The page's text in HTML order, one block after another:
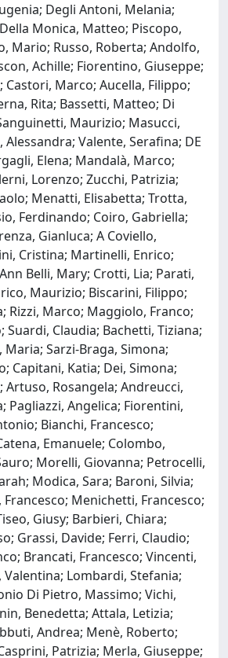
Degli Antoni, Melania;
Monica, Matteo; Piscopo,
Mario; Russo, Roberta; Andolfo,
Achille; Fiorentino, Giuseppe;
Castori, Marco; Aucella, Filippo;
Rita; Bassetti, Matteo; Di
Maurizio; Masucci,
Alessandra; Valente, Serafina; DE
Elena; Mandalà, Marco;
Lorenzo; Zucchi, Patrizia;
Menatti, Elisabetta; Trotta,
Ferdinando; Coiro, Gabriella;
Gianluca; A Coviello,
Cristina; Martinelli, Enrico;
Belli, Mary; Crotti, Lia; Parati,
Maurizio; Biscarini, Filippo;
Rizzi, Marco; Maggiolo, Franco;
Suardi, Claudia; Bachetti, Tiziana;
Maria; Sarzi-Braga, Simona;
Capitani, Katia; Dei, Simona;
Artuso, Rosangela; Andreucci,
Pagliazzi, Angelica; Fiorentini,
Bianchi, Francesco;
Emanuele; Colombo,
Morelli, Giovanna; Petrocelli,
Modica, Sara; Baroni, Silvia;
Menichetti, Francesco;
Giusy; Barbieri, Chiara;
Grassi, Davide; Ferri, Claudio;
Brancati, Francesco; Vincenti,
Lombardi, Stefania;
Di Pietro, Massimo; Vichi,
Benedetta; Attala, Letizia;
Andrea; Menè, Roberto;
Patrizia; Merla, Giuseppe;